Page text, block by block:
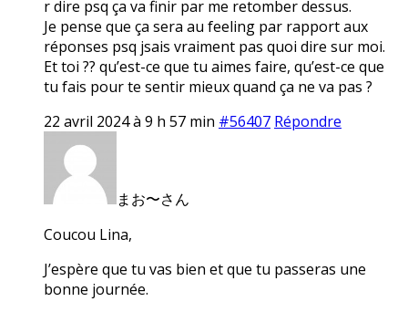
r dire psq ça va finir par me retomber dessus.
Je pense que ça sera au feeling par rapport aux
réponses psq jsais vraiment pas quoi dire sur moi.
Et toi ?? qu’est-ce que tu aimes faire, qu’est-ce que
tu fais pour te sentir mieux quand ça ne va pas ?
22 avril 2024 à 9 h 57 min #56407 Répondre
まお〜さん
Coucou Lina,
J’espère que tu vas bien et que tu passeras une
bonne journée.